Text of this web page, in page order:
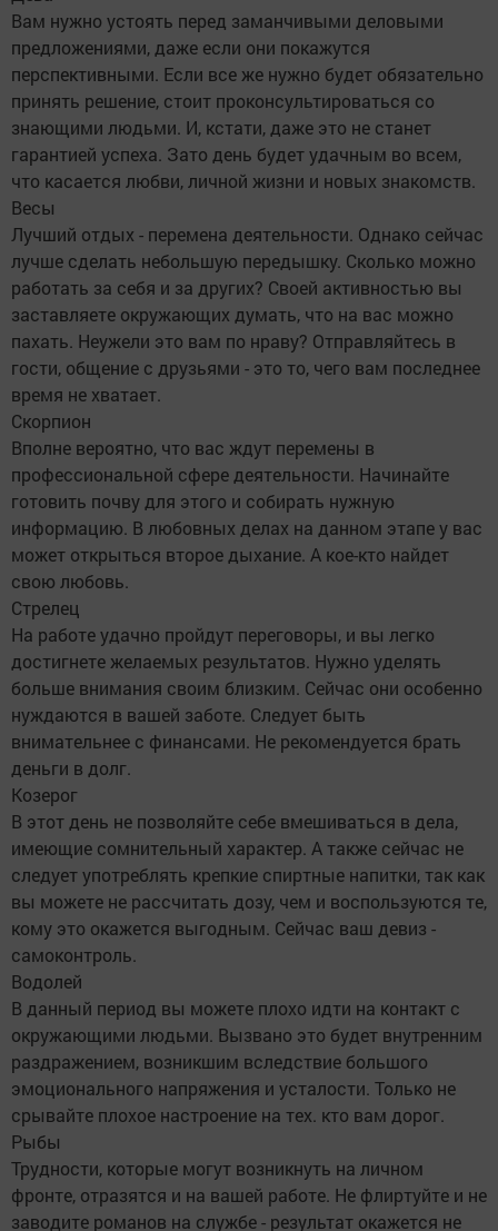
Вам нужно устоять перед заманчивыми деловыми
предложениями, даже если они покажутся
перспективными. Если все же нужно будет обязательно
принять решение, стоит проконсультироваться со
знающими людьми. И, кстати, даже это не станет
гарантией успеха. Зато день будет удачным во всем,
что касается любви, личной жизни и новых знакомств.
Весы
Лучший отдых - перемена деятельности. Однако сейчас
лучше сделать небольшую передышку. Сколько можно
работать за себя и за других? Своей активностью вы
заставляете окружающих думать, что на вас можно
пахать. Неужели это вам по нраву? Отправляйтесь в
гости, общение с друзьями - это то, чего вам последнее
время не хватает.
Скорпион
Вполне вероятно, что вас ждут перемены в
профессиональной сфере деятельности. Начинайте
готовить почву для этого и собирать нужную
информацию. В любовных делах на данном этапе у вас
может открыться второе дыхание. А кое-кто найдет
свою любовь.
Стрелец
На работе удачно пройдут переговоры, и вы легко
достигнете желаемых результатов. Нужно уделять
больше внимания своим близким. Сейчас они особенно
нуждаются в вашей заботе. Следует быть
внимательнее с финансами. Не рекомендуется брать
деньги в долг.
Козерог
В этот день не позволяйте себе вмешиваться в дела,
имеющие сомнительный характер. А также сейчас не
следует употреблять крепкие спиртные напитки, так как
вы можете не рассчитать дозу, чем и воспользуются те,
кому это окажется выгодным. Сейчас ваш девиз -
самоконтроль.
Водолей
В данный период вы можете плохо идти на контакт с
окружающими людьми. Вызвано это будет внутренним
раздражением, возникшим вследствие большого
эмоционального напряжения и усталости. Только не
срывайте плохое настроение на тех. кто вам дорог.
Рыбы
Трудности, которые могут возникнуть на личном
фронте, отразятся и на вашей работе. Не флиртуйте и не
заводите романов на службе - результат окажется не